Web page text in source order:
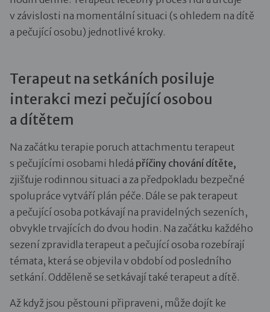
v závislosti na momentální situaci (s ohledem na dítě
a pečující osobu) jednotlivé kroky.
Terapeut na setkáních posiluje
interakci mezi pečující osobou
a dítětem
Na začátku terapie poruch attachmentu terapeut
s pečujícími osobami hledá příčiny chování dítěte,
zjišťuje rodinnou situaci a za předpokladu bezpečné
spolupráce vytváří plán péče. Dále se pak terapeut
a pečující osoba potkávají na pravidelných sezeních,
obvykle trvajících do dvou hodin. Na začátku každého
sezení zpravidla terapeut a pečující osoba rozebírají
témata, která se objevila v období od posledního
setkání. Odděleně se setkávají také terapeut a dítě.
Až když jsou pěstouni připraveni, může dojít ke